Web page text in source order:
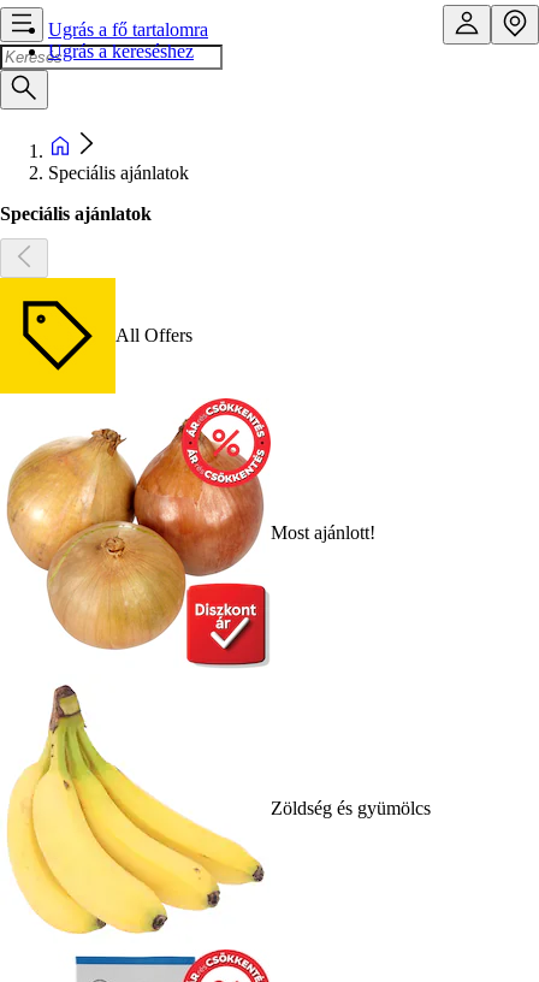
Ugrás a fő tartalomra
Ugrás a kereséshez
Speciális ajánlatok
Speciális ajánlatok
All Offers
Most ajánlott!
Zöldség és gyümölcs